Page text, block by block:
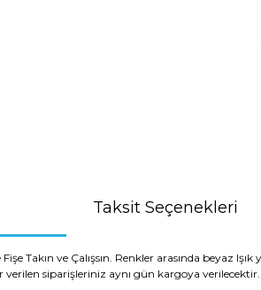
Taksit Seçenekleri
Fişe Takın ve Çalışsın. Renkler arasında
siparişleriniz aynı gün kargoya verilecektir.